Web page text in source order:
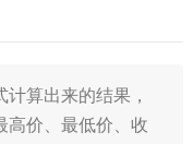
算出来的结果，
高价、最低价、收